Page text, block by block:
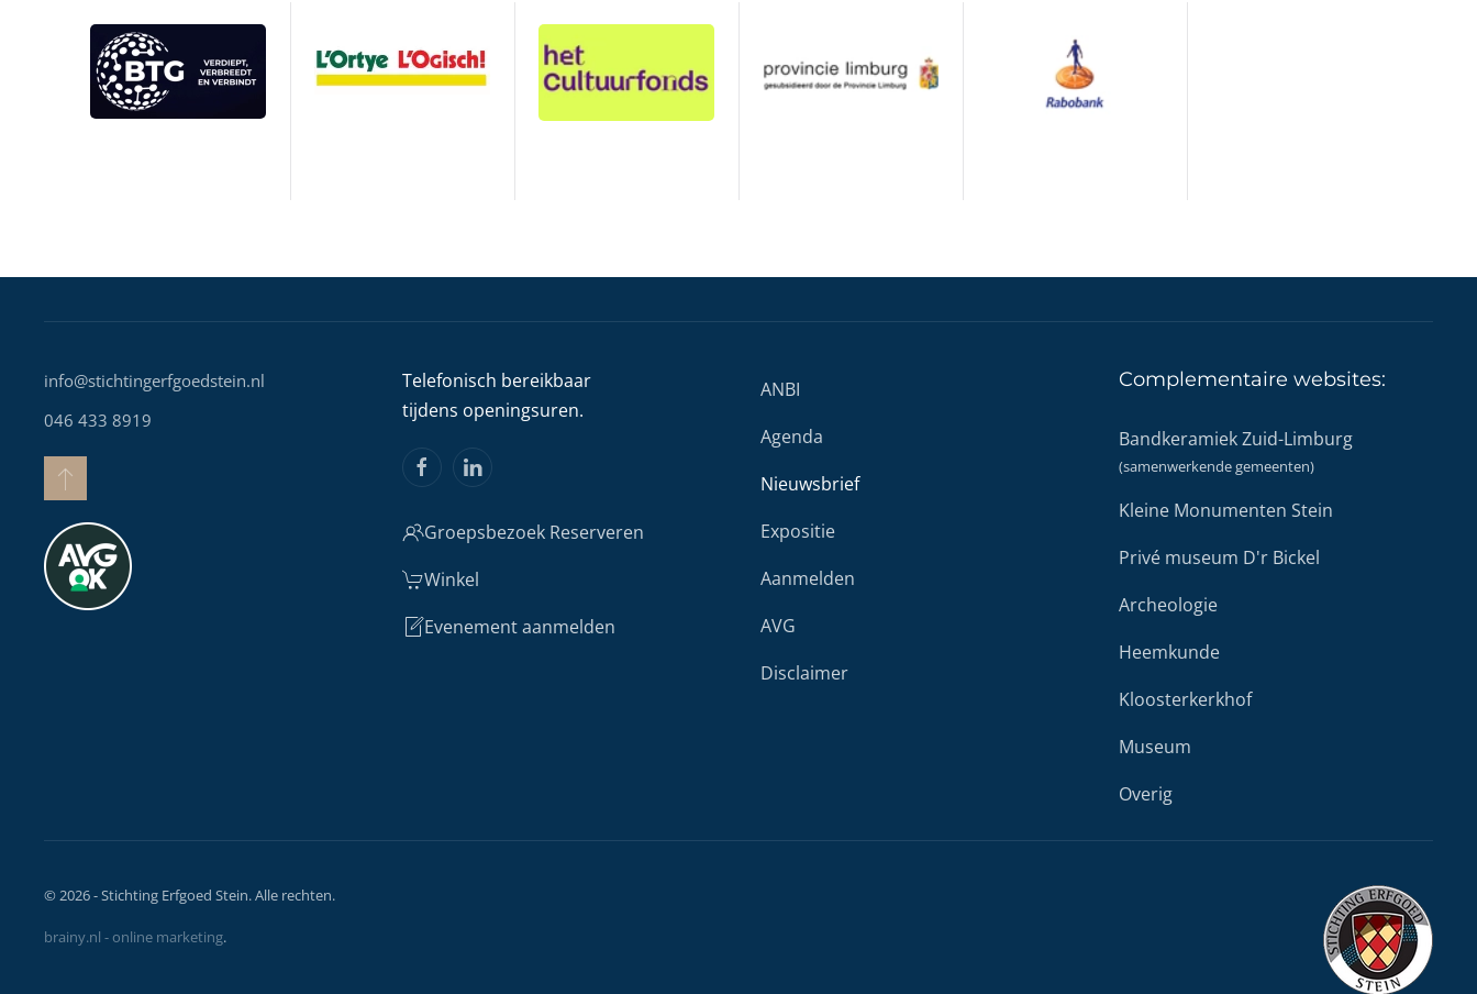
info@stichtingerfgoedstein.nl
046 433 8919
Telefonisch bereikbaar
tijdens openingsuren.
Groepsbezoek Reserveren
Winkel
Evenement aanmelden
ANBI
Agenda
Nieuwsbrief
Expositie
Aanmelden
AVG
Disclaimer
Complementaire websites:
Bandkeramiek Zuid-Limburg
(samenwerkende gemeenten)
Kleine Monumenten Stein
Privé museum D'r Bickel
Archeologie
Heemkunde
Kloosterkerkhof
Museum
Overig
©2026- Stichting Erfgoed Stein. Alle rechten.
brainy.nl - online marketing.